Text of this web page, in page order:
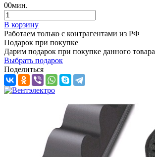
00мин.
В корзину
Работаем только с контрагентами из РФ
Подарок при покупке
Дарим подарок при покупке данного товара
Выбрать подарок
Поделиться